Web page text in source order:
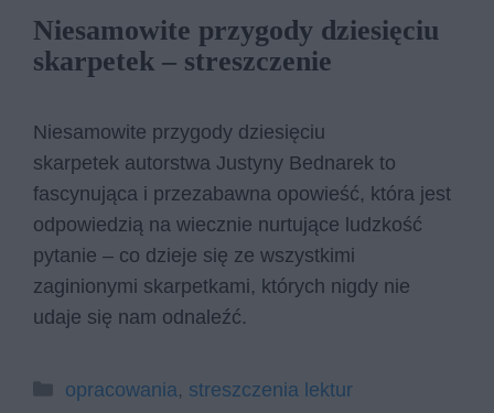
Niesamowite przygody dziesięciu
skarpetek – streszczenie
Niesamowite przygody dziesięciu
skarpetek autorstwa Justyny Bednarek to
fascynująca i przezabawna opowieść, która jest
odpowiedzią na wiecznie nurtujące ludzkość
pytanie – co dzieje się ze wszystkimi
zaginionymi skarpetkami, których nigdy nie
udaje się nam odnaleźć.
Kategorie
opracowania, streszczenia lektur